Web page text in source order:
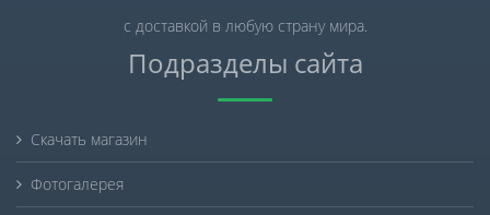
с доставкой в любую страну мира.
Подразделы сайта
Скачать магазин
Фотогалерея